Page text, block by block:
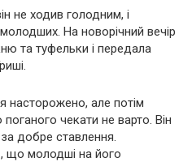
не ходив голодним, і
На новорічний вечір
та туфельки і передала
насторожено, але потім
поганого чекати не варто. Він
добре ставлення.
що молодші на його